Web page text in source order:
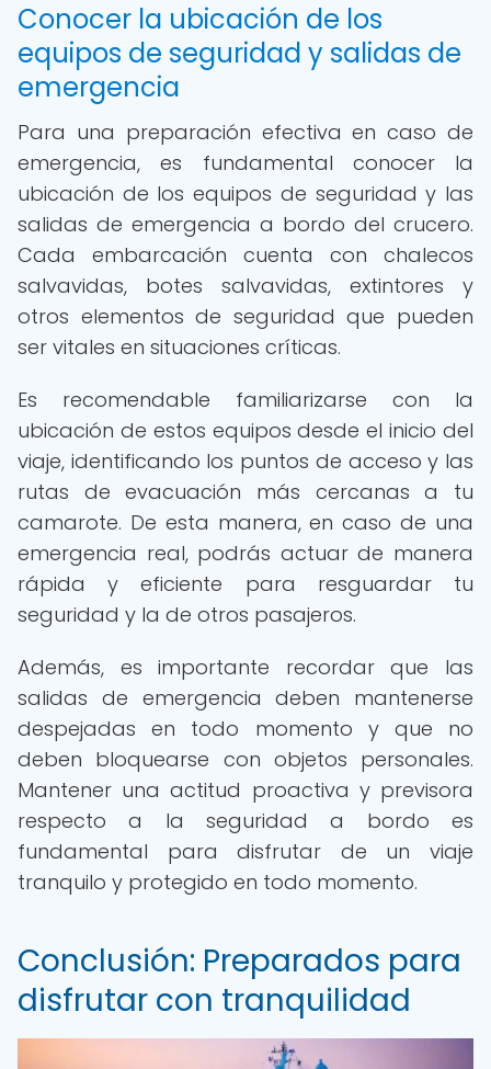
Conocer la ubicación de los
equipos de seguridad y salidas de
emergencia
Para una preparación efectiva en caso de
emergencia, es fundamental conocer la
ubicación de los equipos de seguridad y las
salidas de emergencia a bordo del crucero.
Cada embarcación cuenta con chalecos
salvavidas, botes salvavidas, extintores y
otros elementos de seguridad que pueden
ser vitales en situaciones críticas.
Es recomendable familiarizarse con la
ubicación de estos equipos desde el inicio del
viaje, identificando los puntos de acceso y las
rutas de evacuación más cercanas a tu
camarote. De esta manera, en caso de una
emergencia real, podrás actuar de manera
rápida y eficiente para resguardar tu
seguridad y la de otros pasajeros.
Además, es importante recordar que las
salidas de emergencia deben mantenerse
despejadas en todo momento y que no
deben bloquearse con objetos personales.
Mantener una actitud proactiva y previsora
respecto a la seguridad a bordo es
fundamental para disfrutar de un viaje
tranquilo y protegido en todo momento.
Conclusión: Preparados para
disfrutar con tranquilidad